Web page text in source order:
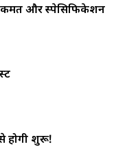
कीमत और स्पेसिफिकेशन
होगी शुरू!